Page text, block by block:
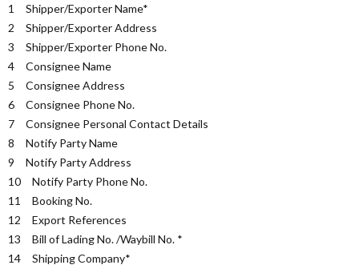
1 Shipper/Exporter Name*
2 Shipper/Exporter Address
3 Shipper/Exporter Phone No.
4 Consignee Name
5 Consignee Address
6 Consignee Phone No.
7 Consignee Personal Contact Details
8 Notify Party Name
9 Notify Party Address
10 Notify Party Phone No.
11 Booking No.
12 Export References
13 Bill of Lading No. /Waybill No. *
14 Shipping Company*